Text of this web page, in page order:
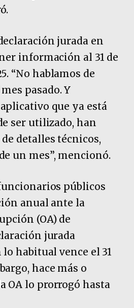
jurada en
información al 31 de
“No hablamos de
pasado. Y
que ya está
ser utilizado, han
detalles técnicos,
un mes”, mencionó.
públicos
anual ante la
(OA) de
jurada
habitual vence el 31
hace más o
OA lo prorrogó hasta